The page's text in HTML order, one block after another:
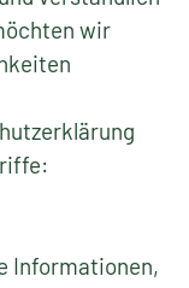
wir
Informationen,